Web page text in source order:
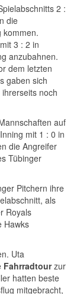
2 :
die
kommen.
3 : 2 in
anzubahnen.
dem letzten
gaben sich
noch
auf
mit 1 : 0 in
die Angreifer
Tübinger
Pitchern ihre
als
Royals
Hawks
Uta
Fahrradtourzur
hatten beste
mitgebracht,